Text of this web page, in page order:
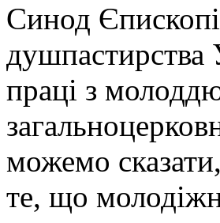
Синод
праці з
можемо
те, що